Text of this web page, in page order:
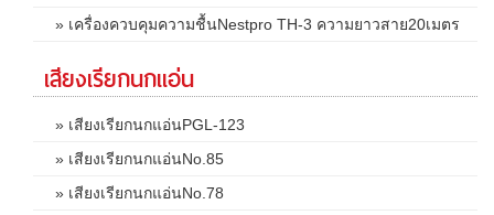
» เครื่องควบคุมความชื้นNestpro TH-3 ความยาวสาย20เมตร
เสียงเรียกนกแอ่น
» เสียงเรียกนกแอ่นPGL-123
» เสียงเรียกนกแอ่นNo.85
» เสียงเรียกนกแอ่นNo.78